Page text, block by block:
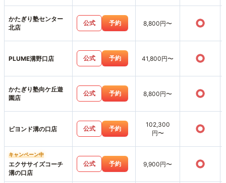
かたぎり塾センター
北店
公式 予約 8,800円〜 ○
PLUME溝野口店 公式 予約 41,800円〜 ○
かたぎり塾向ケ丘遊
園店
公式 予約 8,800円〜 ○
ビヨンド溝の口店 公式 予約
102,300
円〜
○
キャンペーン中
エクササイズコーチ
溝の口店
公式 予約 9,900円〜 ○